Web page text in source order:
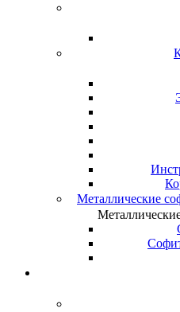
Металлические